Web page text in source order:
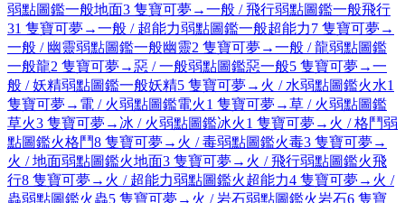
弱點圖鑑一般地面3 隻寶可夢→一般 / 飛行弱點圖鑑一般飛行
31 隻寶可夢→一般 / 超能力弱點圖鑑一般超能力7 隻寶可夢→
一般 / 幽靈弱點圖鑑一般幽靈2 隻寶可夢→一般 / 龍弱點圖鑑
一般龍2 隻寶可夢→惡 / 一般弱點圖鑑惡一般5 隻寶可夢→一
般 / 妖精弱點圖鑑一般妖精5 隻寶可夢→ 火 / 水弱點圖鑑火水1
隻寶可夢→ 電 / 火弱點圖鑑電火1 隻寶可夢→草 / 火弱點圖鑑
草火3 隻寶可夢→ 冰 / 火弱點圖鑑冰火1 隻寶可夢→ 火 / 格鬥弱
點圖鑑火格鬥8 隻寶可夢→ 火 / 毒弱點圖鑑火毒3 隻寶可夢→
火 / 地面弱點圖鑑火地面3 隻寶可夢→ 火 / 飛行弱點圖鑑火飛
行8 隻寶可夢→ 火 / 超能力弱點圖鑑火超能力4 隻寶可夢→ 火 /
蟲弱點圖鑑火蟲5 隻寶可夢→ 火 / 岩石弱點圖鑑火岩石6 隻寶